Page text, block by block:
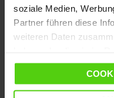
soziale Medien,
Partner führen diese
weiteren Daten
gesammelt haben.
Mehr Leistung
Zubehör